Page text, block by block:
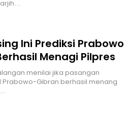
Ini Prediksi Prabowo
Menagi Pilpres
menilai jika pasangan
Gibran berhasil menang